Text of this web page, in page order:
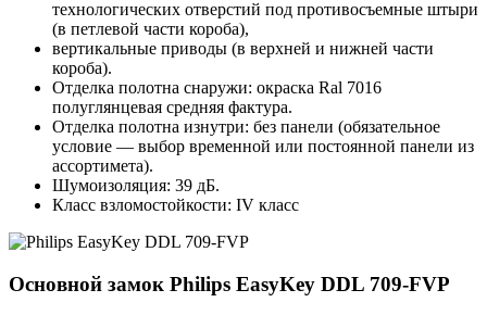
технологических отверстий под противосъемные штыри
(в петлевой части короба),
вертикальные приводы (в верхней и нижней части
короба).
Отделка полотна снаружи: окраска Ral 7016
полуглянцевая средняя фактура.
Отделка полотна изнутри: без панели (обязательное
условие — выбор временной или постоянной панели из
ассортимета).
Шумоизоляция: 39 дБ.
Класс взломостойкости: IV класс
Основной замок Philips EasyKey DDL 709-FVP